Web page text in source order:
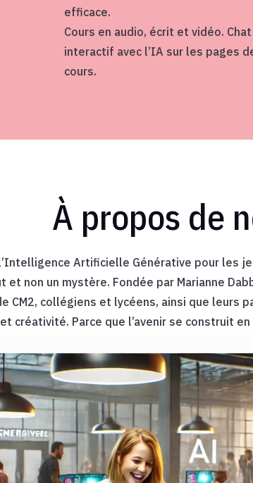
efficace.
Cours en audio, écrit et vidéo. Chat
interactif avec l’IA sur les pages
cours.
À propos de
Artificielle Générative pour les
non un mystère. Fondée par Marianne
CM2, collégiens et lycéens, ainsi que
créativité. Parce que l’avenir se construit